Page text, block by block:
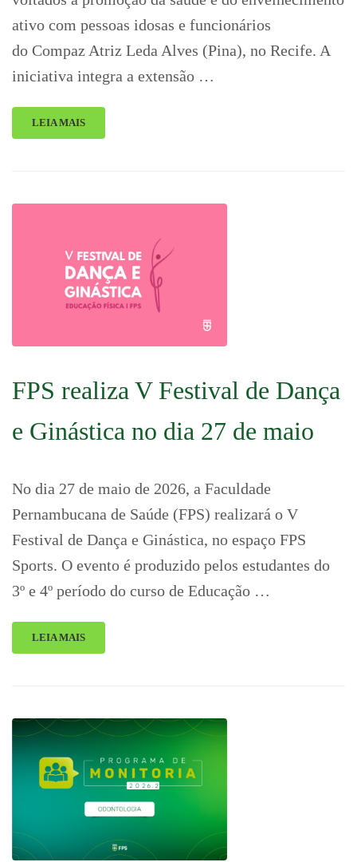
ativo com pessoas idosas e funcionários
do Compaz Atriz Leda Alves (Pina), no Recife. A
iniciativa integra a extensão …
LEIA MAIS
FPS realiza V Festival de Dança
e Ginástica no dia 27 de maio
No dia 27 de maio de 2026, a Faculdade
Pernambucana de Saúde (FPS) realizará o V
Festival de Dança e Ginástica, no espaço FPS
Sports. O evento é produzido pelos estudantes do
3º e 4º período do curso de Educação …
LEIA MAIS